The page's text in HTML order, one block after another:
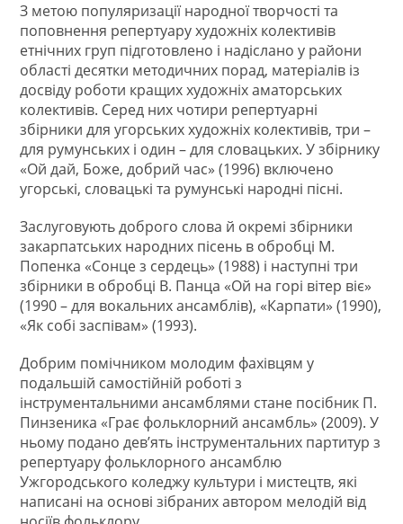
З метою популяризації народної творчості та
поповнення репертуару художніх колективів
етнічних груп підготовлено і надіслано у райони
області десятки методичних порад, матеріалів із
досвіду роботи кращих художніх аматорських
колективів. Серед них чотири репертуарні
збірники для угорських художніх колективів, три –
для румунських і один – для словацьких. У збірнику
«Ой дай, Боже, добрий час» (1996) включено
угорські, словацькі та румунські народні пісні.
Заслуговують доброго слова й окремі збірники
закарпатських народних пісень в обробці М.
Попенка «Сонце з сердець» (1988) і наступні три
збірники в обробці В. Панца «Ой на горі вітер віє»
(1990 – для вокальних ансамблів), «Карпати» (1990),
«Як собі заспівам» (1993).
Добрим помічником молодим фахівцям у
подальшій самостійній роботі з
інструментальними ансамблями стане посібник П.
Пинзеника «Грає фольклорний ансамбль» (2009). У
ньому подано дев’ять інструментальних партитур з
репертуару фольклорного ансамблю
Ужгородського коледжу культури і мистецтв, які
написані на основі зібраних автором мелодій від